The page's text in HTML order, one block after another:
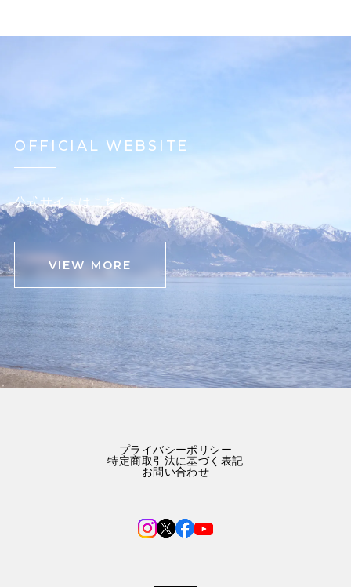
OFFICIAL WEBSITE
公式サイトはこちら
VIEW MORE
プライバシーポリシー
特定商取引法に基づく表記
お問い合わせ